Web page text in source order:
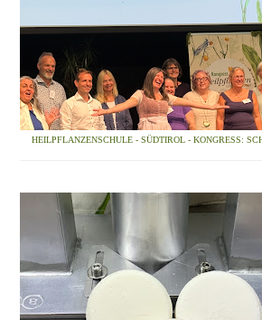
HEILPFLANZENSCHULE - SÜDTIROL - KONGRESS: